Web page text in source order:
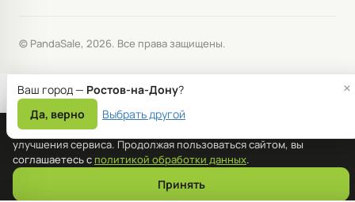
© PandaSale, 2026. Все права защищены.
Мы используем файлы cookie для корректной работы сайта и
улучшения сервиса. Продолжая пользоваться сайтом, вы
соглашаетесь с политикой обработки данных.
Принять
Ваш город — Ростов-на-Дону?
Да, верно
Выбрать другой
×